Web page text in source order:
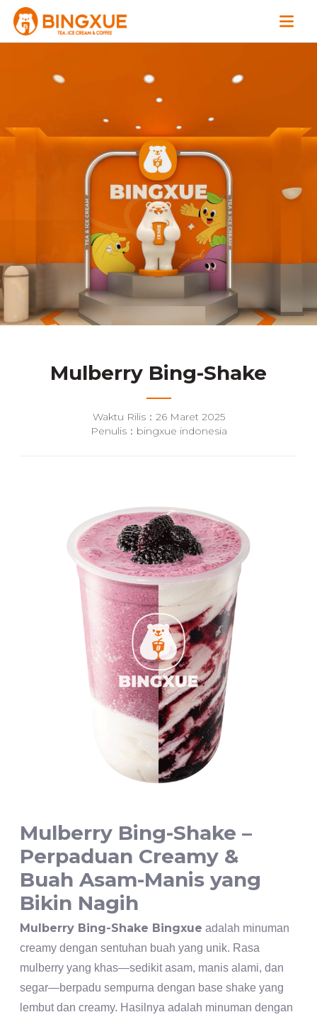
Mulberry Bing-Shake
Waktu Rilis：26 Maret 2025
Penulis：bingxue indonesia
Mulberry Bing-Shake –
Perpaduan Creamy &
Buah Asam-Manis yang
Bikin Nagih
Mulberry Bing-Shake Bingxue adalah minuman
creamy dengan sentuhan buah yang unik. Rasa
mulberry yang khas—sedikit asam, manis alami, dan
segar—berpadu sempurna dengan base shake yang
lembut dan creamy. Hasilnya adalah minuman dengan